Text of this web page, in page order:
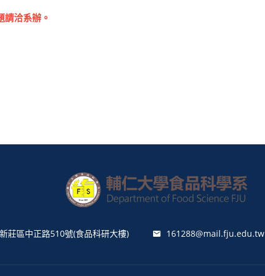
請洽系辦。
莊區中正路510號(食品科研大樓) 161288@mail.fju.edu.tw